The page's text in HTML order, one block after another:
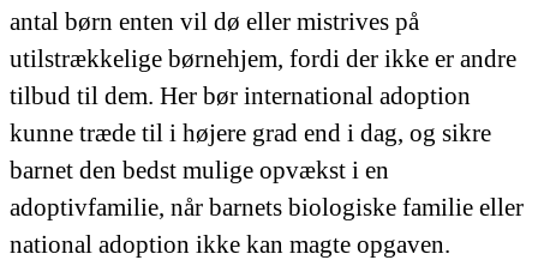
antal børn enten vil dø eller mistrives på
utilstrækkelige børnehjem, fordi der ikke er andre
tilbud til dem. Her bør international adoption
kunne træde til i højere grad end i dag, og sikre
barnet den bedst mulige opvækst i en
adoptivfamilie, når barnets biologiske familie eller
national adoption ikke kan magte opgaven.